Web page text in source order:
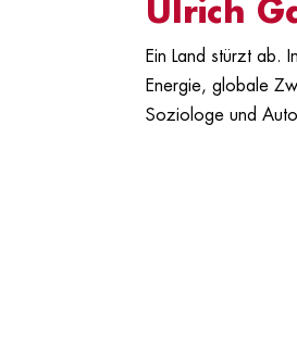
Ulrich
Ein Land stürzt ab.
Energie, globale
Soziologe und